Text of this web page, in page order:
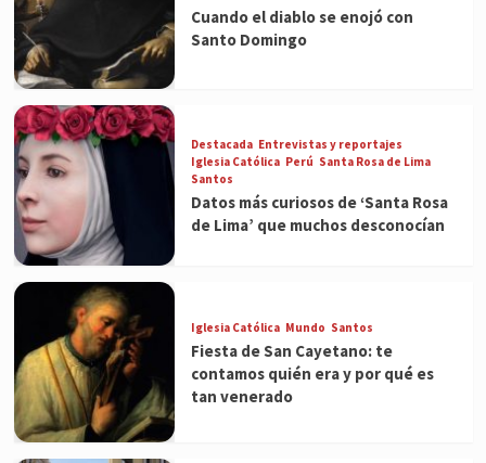
Cuando el diablo se enojó con
Santo Domingo
Destacada Entrevistas y reportajes
Iglesia Católica Perú Santa Rosa de Lima
Santos
Datos más curiosos de ‘Santa Rosa
de Lima’ que muchos desconocían
Iglesia Católica Mundo Santos
Fiesta de San Cayetano: te
contamos quién era y por qué es
tan venerado